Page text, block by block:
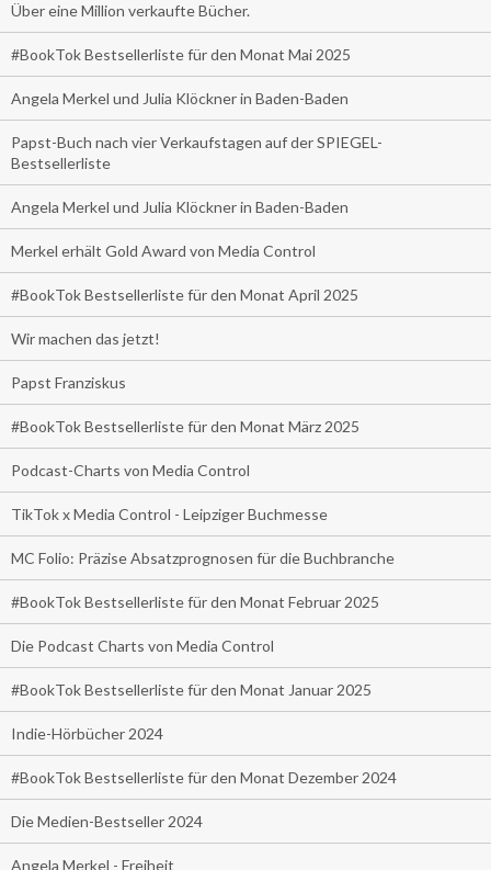
Über eine Million verkaufte Bücher.
#BookTok Bestsellerliste für den Monat Mai 2025
Angela Merkel und Julia Klöckner in Baden-Baden
Papst-Buch nach vier Verkaufstagen auf der SPIEGEL-
Bestsellerliste
Angela Merkel und Julia Klöckner in Baden-Baden
Merkel erhält Gold Award von Media Control
#BookTok Bestsellerliste für den Monat April 2025
Wir machen das jetzt!
Papst Franziskus
#BookTok Bestsellerliste für den Monat März 2025
Podcast-Charts von Media Control
TikTok x Media Control - Leipziger Buchmesse
MC Folio: Präzise Absatzprognosen für die Buchbranche
#BookTok Bestsellerliste für den Monat Februar 2025
Die Podcast Charts von Media Control
#BookTok Bestsellerliste für den Monat Januar 2025
Indie-Hörbücher 2024
#BookTok Bestsellerliste für den Monat Dezember 2024
Die Medien-Bestseller 2024
Angela Merkel - Freiheit